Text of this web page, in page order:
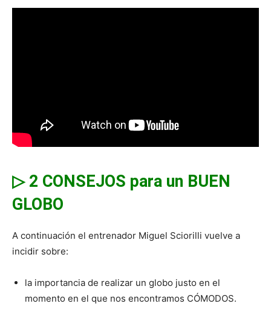
▷ 2 CONSEJOS para un BUEN
GLOBO
A continuación el entrenador Miguel Sciorilli vuelve a
incidir sobre:
la importancia de realizar un globo justo en el
momento en el que nos encontramos CÓMODOS.